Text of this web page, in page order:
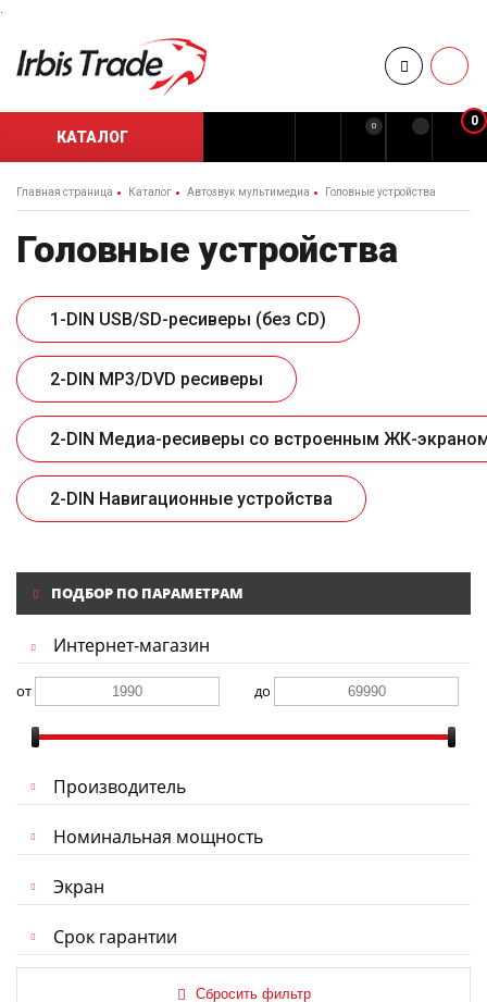
.
КАТАЛОГ
0 0
Главная страница Каталог Автозвук мультимедиа Головные устройства
Головные устройства
1-DIN USB/SD-ресиверы (без CD)
2-DIN MP3/DVD ресиверы
2-DIN Медиа-ресиверы со встроенным ЖК-экраном
2-DIN Навигационные устройства
ПОДБОР ПО ПАРАМЕТРАМ
Интернет-магазин
от до
Производитель
Номинальная мощность
Экран
Срок гарантии